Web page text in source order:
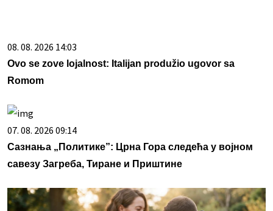
08. 08. 2026 14:03
Ovo se zove lojalnost: Italijan produžio ugovor sa
Romom
07. 08. 2026 09:14
Сазнања „Политике”: Црна Гора следећа у војном
савезу Загреба, Тиране и Приштине